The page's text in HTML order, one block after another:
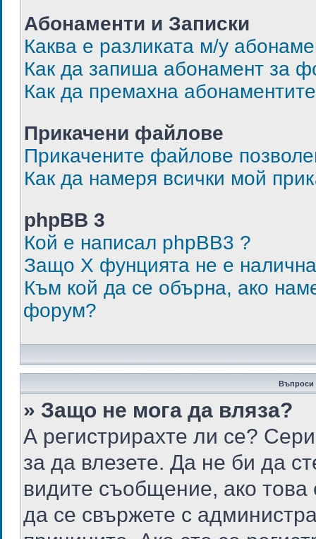
Абонаменти и Записки
Каква е разликата м/у
Как да запиша абонамент за
Как да премахна
Прикачени файлове
Прикачените файлове
Как да намеря всички мой
phpBB 3
Кой е написал phpBB3 ?
Защо X фунцията не е
Към кой да се обърна, ако
форум?
Въпроси
» Защо не мога да вляза?
А регистрирахте ли се?
за да влезете. Да не би да
видите съобщение, ако това
да се свържете с